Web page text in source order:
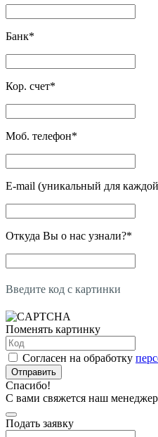
Банк*
Кор. счет*
Моб. телефон*
E-mail (уникальный для
Откуда Вы о нас узнали?*
Введите код с картинки
Поменять картинку
Согласен на обработку
Отправить
Спасибо!
С вами свяжется наш
Подать заявку